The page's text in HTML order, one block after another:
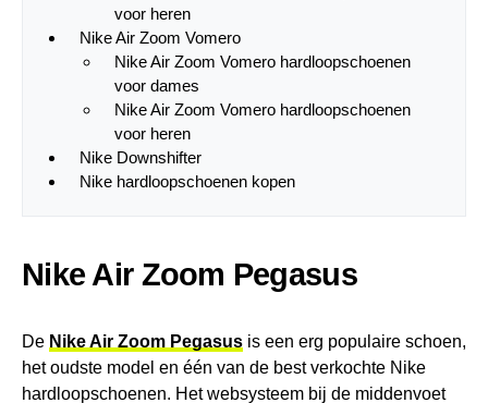
voor heren
Nike Air Zoom Vomero
Nike Air Zoom Vomero hardloopschoenen
voor dames
Nike Air Zoom Vomero hardloopschoenen
voor heren
Nike Downshifter
Nike hardloopschoenen kopen
Nike Air Zoom Pegasus
De Nike Air Zoom Pegasus is een erg populaire schoen,
het oudste model en één van de best verkochte Nike
hardloopschoenen. Het websysteem bij de middenvoet